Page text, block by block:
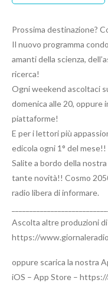
Prossima destinazione?
Il nuovo programma
amanti della scienza,
ricerca!
Ogni weekend ascoltaci
domenica alle 20,
piattaforme!
E per i lettori più
edicola ogni 1° del mese!!
Salite a bordo della
tante novità!! Cosmo
radio libera di informare.
Ascolta altre produzioni
https://
oppure scarica la nostra
iOS – App Store –